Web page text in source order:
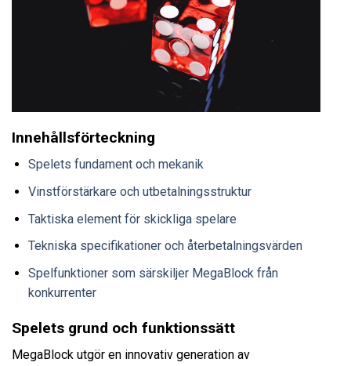
Innehållsförteckning
Spelets fundament och mekanik
Vinstförstärkare och utbetalningsstruktur
Taktiska element för skickliga spelare
Tekniska specifikationer och återbetalningsvärden
Spelfunktioner som särskiljer MegaBlock från
konkurrenter
Spelets grund och funktionssätt
MegaBlock utgör en innovativ generation av